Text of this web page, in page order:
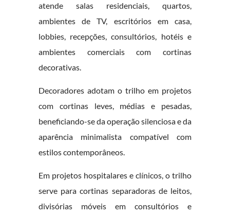
atende salas residenciais, quartos,
ambientes de TV, escritórios em casa,
lobbies, recepções, consultórios, hotéis e
ambientes comerciais com cortinas
decorativas.
Decoradores adotam o trilho em projetos
com cortinas leves, médias e pesadas,
beneficiando-se da operação silenciosa e da
aparência minimalista compatível com
estilos contemporâneos.
Em projetos hospitalares e clínicos, o trilho
serve para cortinas separadoras de leitos,
divisórias móveis em consultórios e